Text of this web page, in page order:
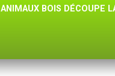
ANIMAUX BOIS DÉCOUPE